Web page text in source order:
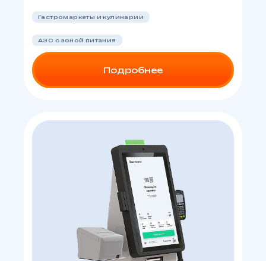
Гастромаркеты и кулинарии
АЗС с зоной питания
Подробнее